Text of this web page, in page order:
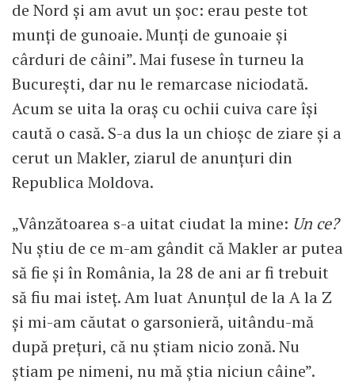
de Nord și am avut un șoc: erau peste tot
munți de gunoaie. Munți de gunoaie și
cârduri de câini”. Mai fusese în turneu la
București, dar nu le remarcase niciodată.
Acum se uita la oraș cu ochii cuiva care își
caută o casă. S-a dus la un chioșc de ziare și a
cerut un Makler, ziarul de anunțuri din
Republica Moldova.
„Vânzătoarea s-a uitat ciudat la mine: Un ce?
Nu știu de ce m-am gândit că Makler ar putea
să fie și în România, la 28 de ani ar fi trebuit
să fiu mai isteț. Am luat Anunțul de la A la Z
și mi-am căutat o garsonieră, uitându-mă
după prețuri, că nu știam nicio zonă. Nu
știam pe nimeni, nu mă știa niciun câine”.